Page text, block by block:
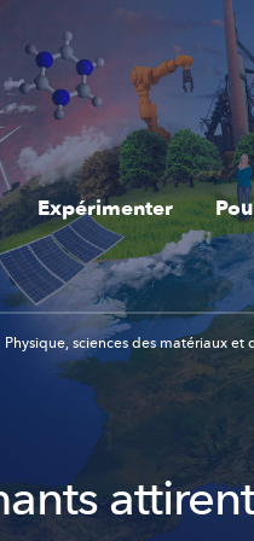
Expérimenter
Physique, sciences des matériaux et